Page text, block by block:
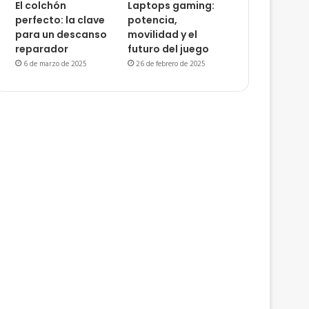
El colchón
perfecto: la clave
para un descanso
reparador
6 de marzo de 2025
Laptops gaming:
potencia,
movilidad y el
futuro del juego
26 de febrero de 2025